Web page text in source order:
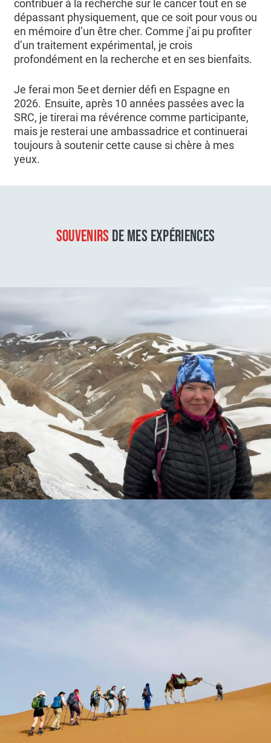
contribuer à la recherche sur le cancer tout en se
dépassant physiquement, que ce soit pour vous ou
en mémoire d’un être cher. Comme j’ai pu profiter
d’un traitement expérimental, je crois
profondément en la recherche et en ses bienfaits.
Je ferai mon 5e et dernier défi en Espagne en
2026. Ensuite, après 10 années passées avec la
SRC, je tirerai ma révérence comme participante,
mais je resterai une ambassadrice et continuerai
toujours à soutenir cette cause si chère à mes
yeux.
SOUVENIRS DE MES EXPÉRIENCES